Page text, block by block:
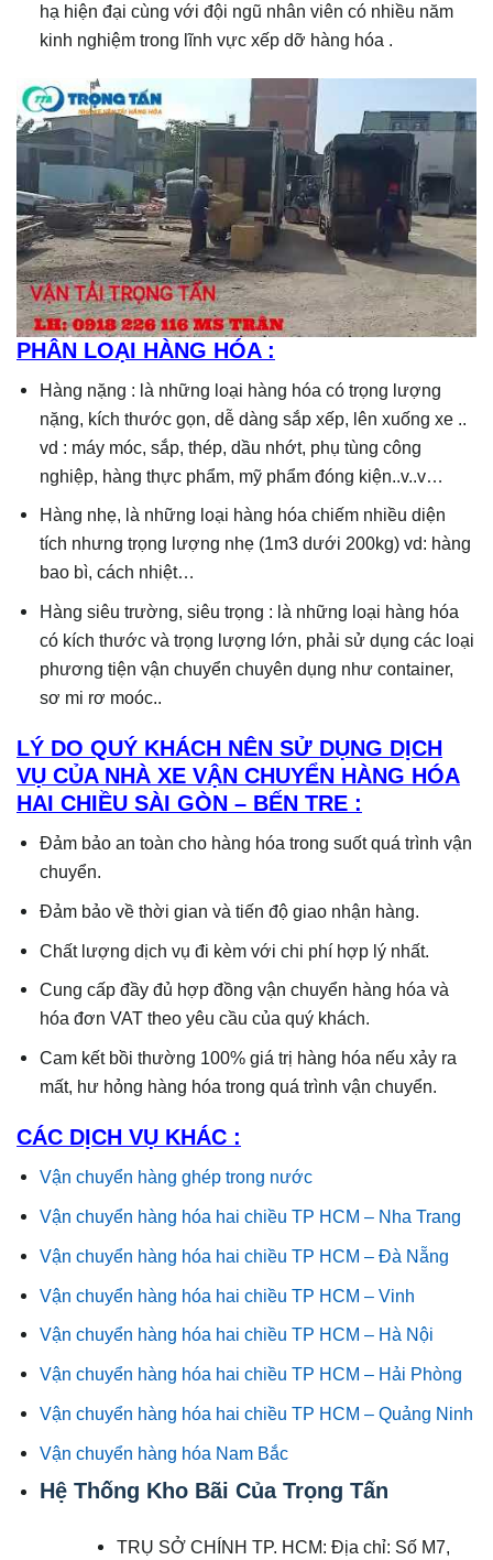
hạ hiện đại cùng với đội ngũ nhân viên có nhiều năm
kinh nghiệm trong lĩnh vực xếp dỡ hàng hóa .
PHÂN LOẠI HÀNG HÓA :
Hàng nặng : là những loại hàng hóa có trọng lượng
nặng, kích thước gọn, dễ dàng sắp xếp, lên xuống xe ..
vd : máy móc, sắp, thép, dầu nhớt, phụ tùng công
nghiệp, hàng thực phẩm, mỹ phẩm đóng kiện..v..v…
Hàng nhẹ, là những loại hàng hóa chiếm nhiều diện
tích nhưng trọng lượng nhẹ (1m3 dưới 200kg) vd: hàng
bao bì, cách nhiệt…
Hàng siêu trường, siêu trọng : là những loại hàng hóa
có kích thước và trọng lượng lớn, phải sử dụng các loại
phương tiện vận chuyển chuyên dụng như container,
sơ mi rơ moóc..
LÝ DO QUÝ KHÁCH NÊN SỬ DỤNG DỊCH
VỤ CỦA NHÀ XE VẬN CHUYỂN HÀNG HÓA
HAI CHIỀU SÀI GÒN – BẾN TRE :
Đảm bảo an toàn cho hàng hóa trong suốt quá trình vận
chuyển.
Đảm bảo về thời gian và tiến độ giao nhận hàng.
Chất lượng dịch vụ đi kèm với chi phí hợp lý nhất.
Cung cấp đầy đủ hợp đồng vận chuyển hàng hóa và
hóa đơn VAT theo yêu cầu của quý khách.
Cam kết bồi thường 100% giá trị hàng hóa nếu xảy ra
mất, hư hỏng hàng hóa trong quá trình vận chuyển.
CÁC DỊCH VỤ KHÁC :
Vận chuyển hàng ghép trong nước
Vận chuyển hàng hóa hai chiều TP HCM – Nha Trang
Vận chuyển hàng hóa hai chiều TP HCM – Đà Nẵng
Vận chuyển hàng hóa hai chiều TP HCM – Vinh
Vận chuyển hàng hóa hai chiều TP HCM – Hà Nội
Vận chuyển hàng hóa hai chiều TP HCM – Hải Phòng
Vận chuyển hàng hóa hai chiều TP HCM – Quảng Ninh
Vận chuyển hàng hóa Nam Bắc
Hệ Thống Kho Bãi Của Trọng Tấn
TRỤ SỞ CHÍNH TP. HCM: Địa chỉ: Số M7,